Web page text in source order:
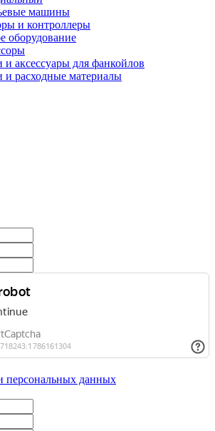
машины
и контроллеры
оборудование
и аксессуары для фанкойлов
и расходные материалы
персональных данных